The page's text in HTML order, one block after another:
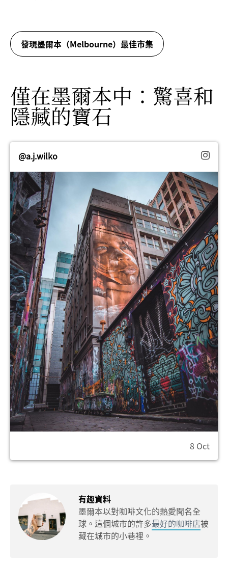
發現墨爾本（Melbourne）最佳市集
僅在墨爾本中：驚喜和
隱藏的寶石
@a.j.wilko
8 Oct
有趣資料
墨爾本以對咖啡文化的熱愛聞名全
球。這個城市的許多最好的咖啡店被
藏在城市的小巷裡。